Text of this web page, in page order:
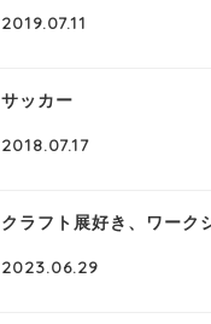
2019.07.11
サッカー
2018.07.17
クラフト展好き、ワーク
2023.06.29